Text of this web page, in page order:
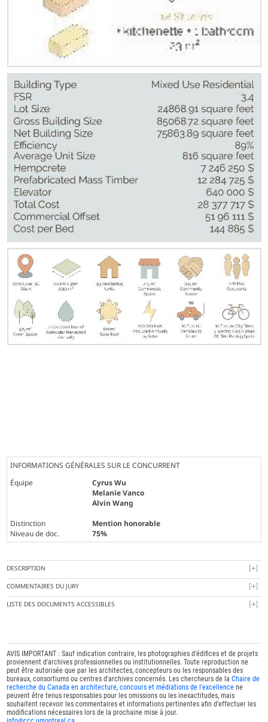
INFORMATIONS GÉNÉRALES SUR LE CONCURRENT
Équipe
Cyrus Wu
Melanie Vanco
Alvin Wang
Distinction
Mention honorable
Niveau de doc.
75%
DESCRIPTION
COMMENTAIRES DU JURY
LISTE DES DOCUMENTS ACCESSIBLES
AVIS IMPORTANT : Sauf indication contraire, les photographies d'édifices et de projets
proviennent d'archives professionnelles ou institutionnelles. Toute reproduction ne
peut être autorisée que par les architectes, concepteurs ou les responsables des
bureaux, consortiums ou centres d'archives concernés. Les chercheurs de laChaire de
recherche du Canada en architecture, concours et médiations de l'excellence ne
peuvent être tenus responsables pour les omissions ou les inexactitudes, mais
souhaitent recevoir les commentaires et informations pertinentes afin d'effectuer les
modifications nécessaires lors de la prochaine mise à jour.